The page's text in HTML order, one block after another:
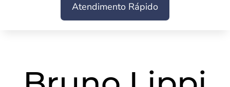
Atendimento Rápido